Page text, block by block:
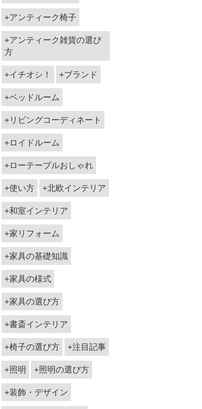
アンティーク椅子
アンティーク雑貨の選び
方
イチオシ！ ブランド
ベッドルーム
リビングコーディネート
ロイドルーム
ローテーブルおしゃれ
使い方 北欧インテリア
和室インテリア
家リフォーム
家具の基礎知識
家具の様式
家具の選び方
書斎インテリア
椅子の選び方 注目記事
照明 照明の選び方
装飾・デザイン